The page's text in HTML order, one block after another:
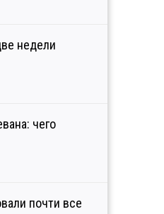
недели
чего
почти все